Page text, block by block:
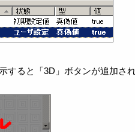
すると「3D」ボタンが追加さ